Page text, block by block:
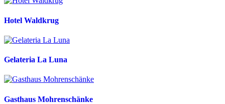
Hotel Waldkrug
Gelateria La Luna
Gasthaus Mohrenschänke